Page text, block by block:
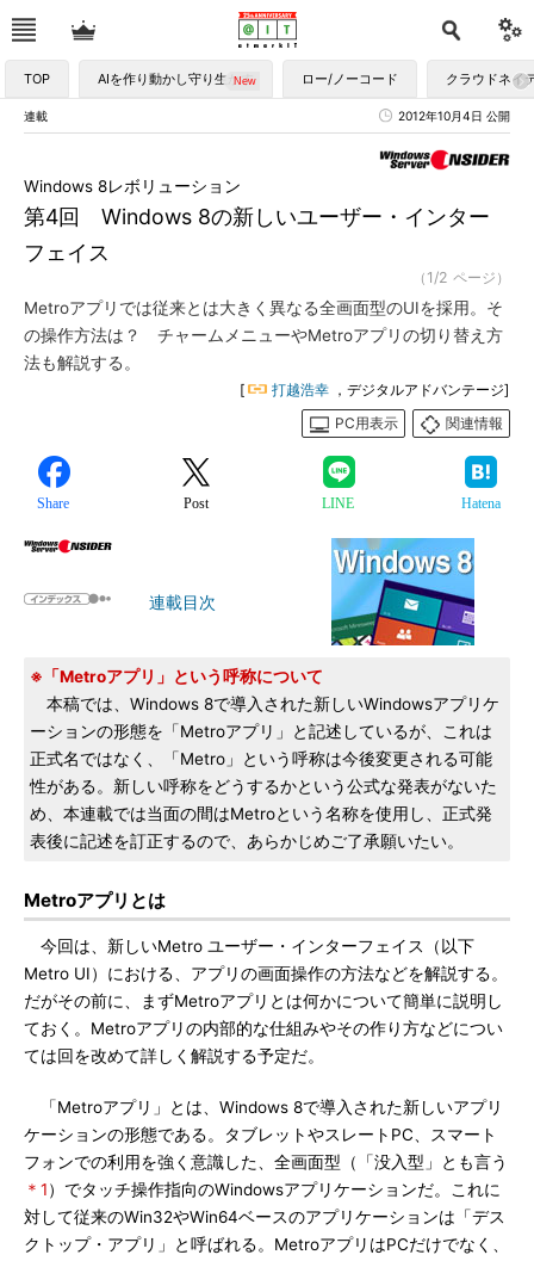
TOP AIを作り動かし守り生かす ロー/ノーコード クラウドネイ
連載 2012年10月4日 公開
第4回 Windows 8の新しいユーザー・インター
フェイス
Windows 8レボリューション
（1/2 ページ）
Metroアプリでは従来とは大きく異なる全画面型のUIを採用。そ
の操作方法は？ チャームメニューやMetroアプリの切り替え方
法も解説する。
[ 打越浩幸 ，デジタルアドバンテージ]
PC用表示
関連情報
Share Post LINE Hatena
連載目次
※「Metroアプリ」という呼称について
本稿では、Windows 8で導入された新しいWindowsアプリケ
ーションの形態を「Metroアプリ」と記述しているが、これは
正式名ではなく、「Metro」という呼称は今後変更される可能
性がある。新しい呼称をどうするかという公式な発表がないた
め、本連載では当面の間はMetroという名称を使用し、正式発
表後に記述を訂正するので、あらかじめご了承願いたい。
Metroアプリとは
今回は、新しいMetro ユーザー・インターフェイス（以下
Metro UI）における、アプリの画面操作の方法などを解説する。
だがその前に、まずMetroアプリとは何かについて簡単に説明し
ておく。Metroアプリの内部的な仕組みやその作り方などについ
ては回を改めて詳しく解説する予定だ。
「Metroアプリ」とは、Windows 8で導入された新しいアプリ
ケーションの形態である。タブレットやスレートPC、スマート
フォンでの利用を強く意識した、全画面型（「没入型」とも言う
＊1）でタッチ操作指向のWindowsアプリケーションだ。これに
対して従来のWin32やWin64ベースのアプリケーションは「デス
クトップ・アプリ」と呼ばれる。MetroアプリはPCだけでなく、